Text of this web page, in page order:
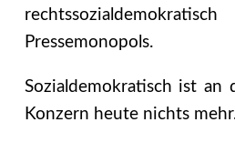
Pressemonopols.
Sozialdemokratisch ist
Konzern heute nichts